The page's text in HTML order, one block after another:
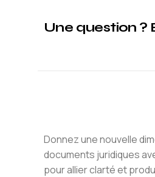
Une question ?
Donnez une nouvelle
documents juridiques
pour allier clarté et